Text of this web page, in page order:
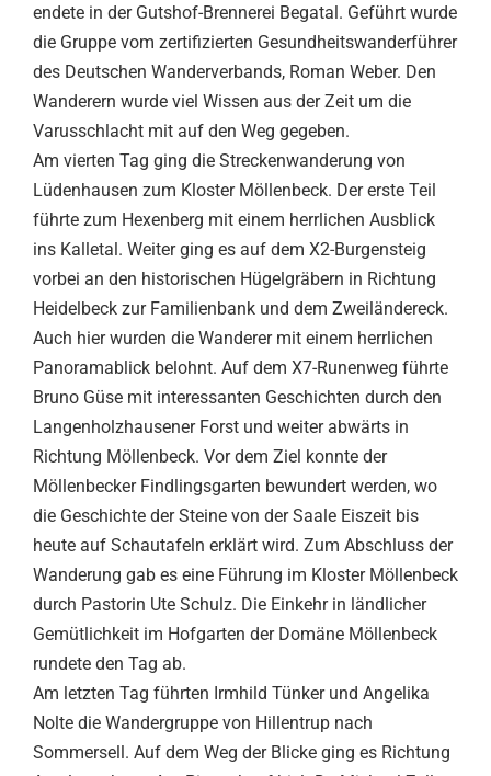
endete in der Gutshof-Brennerei Begatal. Geführt wurde
die Gruppe vom zertifizierten Gesundheitswanderführer
des Deutschen Wanderverbands, Roman Weber. Den
Wanderern wurde viel Wissen aus der Zeit um die
Varusschlacht mit auf den Weg gegeben.
Am vierten Tag ging die Streckenwanderung von
Lüdenhausen zum Kloster Möllenbeck. Der erste Teil
führte zum Hexenberg mit einem herrlichen Ausblick
ins Kalletal. Weiter ging es auf dem X2-Burgensteig
vorbei an den historischen Hügelgräbern in Richtung
Heidelbeck zur Familienbank und dem Zweiländereck.
Auch hier wurden die Wanderer mit einem herrlichen
Panoramablick belohnt. Auf dem X7-Runenweg führte
Bruno Güse mit interessanten Geschichten durch den
Langenholzhausener Forst und weiter abwärts in
Richtung Möllenbeck. Vor dem Ziel konnte der
Möllenbecker Findlingsgarten bewundert werden, wo
die Geschichte der Steine von der Saale Eiszeit bis
heute auf Schautafeln erklärt wird. Zum Abschluss der
Wanderung gab es eine Führung im Kloster Möllenbeck
durch Pastorin Ute Schulz. Die Einkehr in ländlicher
Gemütlichkeit im Hofgarten der Domäne Möllenbeck
rundete den Tag ab.
Am letzten Tag führten Irmhild Tünker und Angelika
Nolte die Wandergruppe von Hillentrup nach
Sommersell. Auf dem Weg der Blicke ging es Richtung